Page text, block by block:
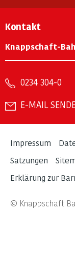
Kontakt
Knappschaft-
0234 304-0
E-MAIL
Impressum
Satzungen
Erklärung zur
© Knappschaft